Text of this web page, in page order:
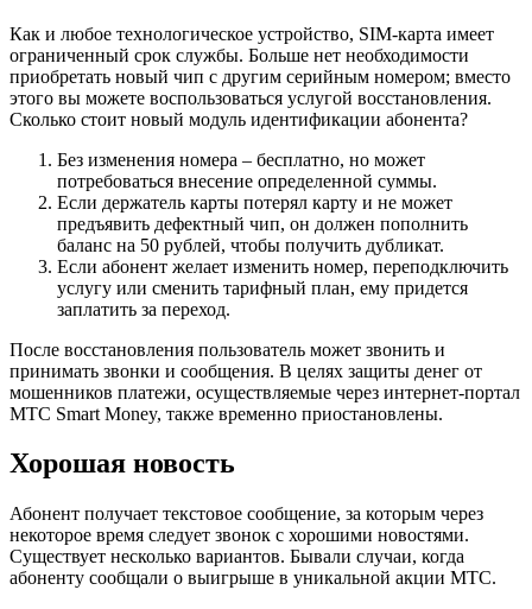
Как и любое технологическое устройство, SIM-карта имеет
ограниченный срок службы. Больше нет необходимости
приобретать новый чип с другим серийным номером; вместо
этого вы можете воспользоваться услугой восстановления.
Сколько стоит новый модуль идентификации абонента?
Без изменения номера – бесплатно, но может
потребоваться внесение определенной суммы.
Если держатель карты потерял карту и не может
предъявить дефектный чип, он должен пополнить
баланс на 50 рублей, чтобы получить дубликат.
Если абонент желает изменить номер, переподключить
услугу или сменить тарифный план, ему придется
заплатить за переход.
После восстановления пользователь может звонить и
принимать звонки и сообщения. В целях защиты денег от
мошенников платежи, осуществляемые через интернет-портал
МТС Smart Money, также временно приостановлены.
Хорошая новость
Абонент получает текстовое сообщение, за которым через
некоторое время следует звонок с хорошими новостями.
Существует несколько вариантов. Бывали случаи, когда
абоненту сообщали о выигрыше в уникальной акции МТС.